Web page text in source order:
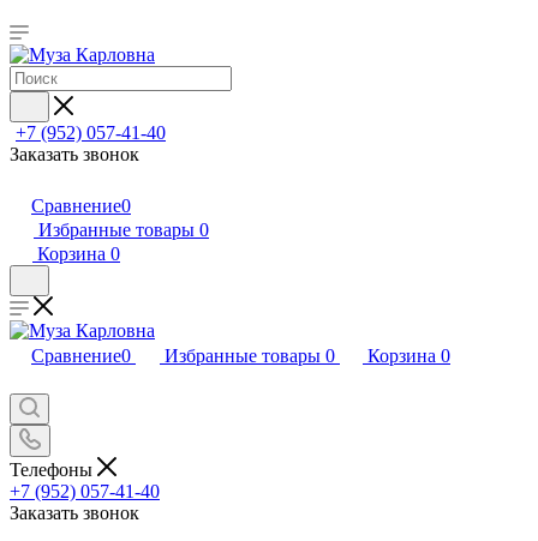
+7 (952) 057-41-40
Заказать звонок
Сравнение0
Избранные товары 0
Корзина 0
Сравнение0 Избранные товары 0 Корзина 0
Телефоны
+7 (952) 057-41-40
Заказать звонок